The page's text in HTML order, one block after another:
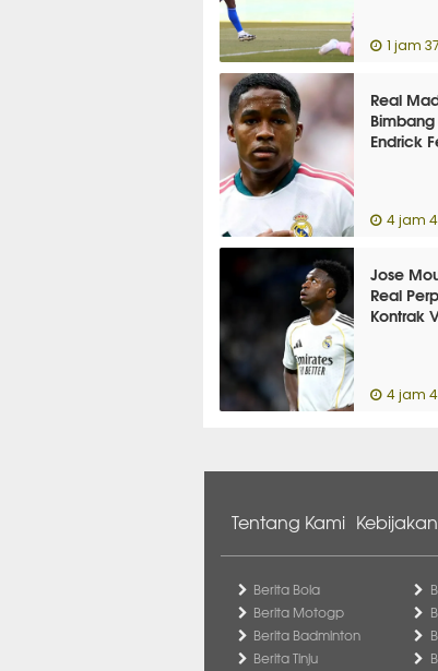
1 jam
Real
Endrick
4 jam
Jose
Real
Kontrak
4 jam
Tentang Kami
Berita Bola
Berita Motogp
Berita Badminton
Berita Tinju